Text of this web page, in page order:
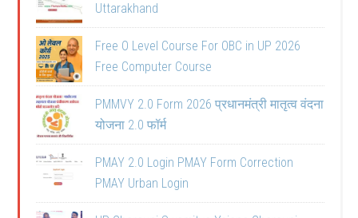
Uttarakhand
Free O Level Course For OBC in UP 2026
Free Computer Course
PMMVY 2.0 Form 2026 प्रधानमंत्री मातृत्व वंदना
योजना 2.0 फॉर्म
PMAY 2.0 Login PMAY Form Correction
PMAY Urban Login